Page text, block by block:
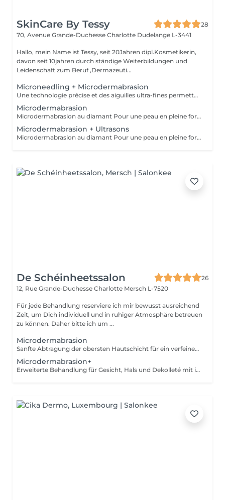
SkinCare By Tessy
28
70, Avenue Grande-Duchesse Charlotte Dudelange L-3441
Hallo, mein Name ist Tessy, seit 20Jahren dipl.Kosmetikerin,
davon seit 10jahren durch ständige Weiterbildungen und
Leidenschaft zum Beruf ,Dermazeuti...
Microneedling + Microdermabrasion
Une technologie précise et des aiguilles ultra-fines permettent un traitement doux pour la peau avec des résultats parfaits. Le microneedling stimule le collagène de la peau pour favoriser le processus de régénération et la reconstruction des tissus dans les couches profondes, - raffermissement de la peau - réduction des rides - rajeunissement de la peau - amélioration de la peau vasculaire et des tissus - peau impure - contre l'hyperpigmentation et les cicatrices - affinement des pores
Microdermabrasion
Microdermabrasion au diamant Pour une peau en pleine forme La microdermabrasion au diamant élimine les cellules mortes à la surface de la peau et les aspire immédiatement grâce à un système à vide. La peau retrouve ainsi sa porosité. - Résultats visibles immédiatement et durables - Préparation optimale de la peau - Réduction des imperfections cutanées et des taches pigmentaires - Réduction des taches de vieillesse - Réduction des ridules - Optimisation du grain de peau - Raffinement des pores - Stimulation de la régénération cellulaire
Microdermabrasion + Ultrasons
Microdermabrasion au diamant Pour une peau en pleine forme La microdermabrasion au diamant élimine les cellules mortes à la surface de la peau et les aspire immédiatement grâce à un système à vide. La peau retrouve ainsi sa porosité. - Résultats visibles immédiatement et durables - Préparation optimale de la peau - Réduction des imperfections cutanées et des taches pigmentaires - Réduction des taches de vieillesse - Réduction des ridules - Optimisation du grain de peau - Raffinement des pores - Stimulation de la régénération cellulaire
De Schéinheetssalon
26
12, Rue Grande-Duchesse Charlotte Mersch L-7520
Für jede Behandlung reserviere ich mir bewusst ausreichend
Zeit, um Dich individuell und in ruhiger Atmosphäre betreuen
zu können. Daher bitte ich um ...
Microdermabrasion
Sanfte Abtragung der obersten Hautschicht für ein verfeinertes, ebenmäßiges Hautbild und mehr Strahlkraft. Ohne Massage und Ausreinigung. Eine Kur (5+1 gratis) möglich, diese wird individuell auf dein Hautbild abgestimmt. Intervalle und Details besprechen wir persönlich vor Ort, um optimale Ergebnisse zu erzielen.
Microdermabrasion+
Erweiterte Behandlung für Gesicht, Hals und Dekolleté mit intensiver Pflege. Wahlweise mit Ausreinigung oder Massage für ein sichtbar glatteres Hautbild. Eine Kur (5+1 gratis) möglich, diese wird individuell auf dein Hautbild abgestimmt Intervalle und Details besprechen wir persönlich vor Ort, um optimale Ergebnisse zu erzielen